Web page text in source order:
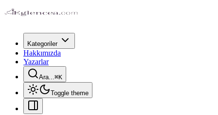
Kategoriler
Hakkımızda
Yazarlar
Ara...⌘K
Toggle theme